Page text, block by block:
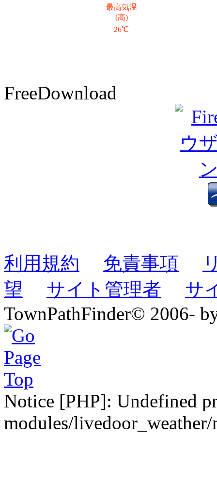
最高気温
(高)
26℃
FreeDownload
利用規約 免責事項
望
サイト管理者
サ
TownPathFinder© 2006-
Notice [PHP]: Undefined
modules/